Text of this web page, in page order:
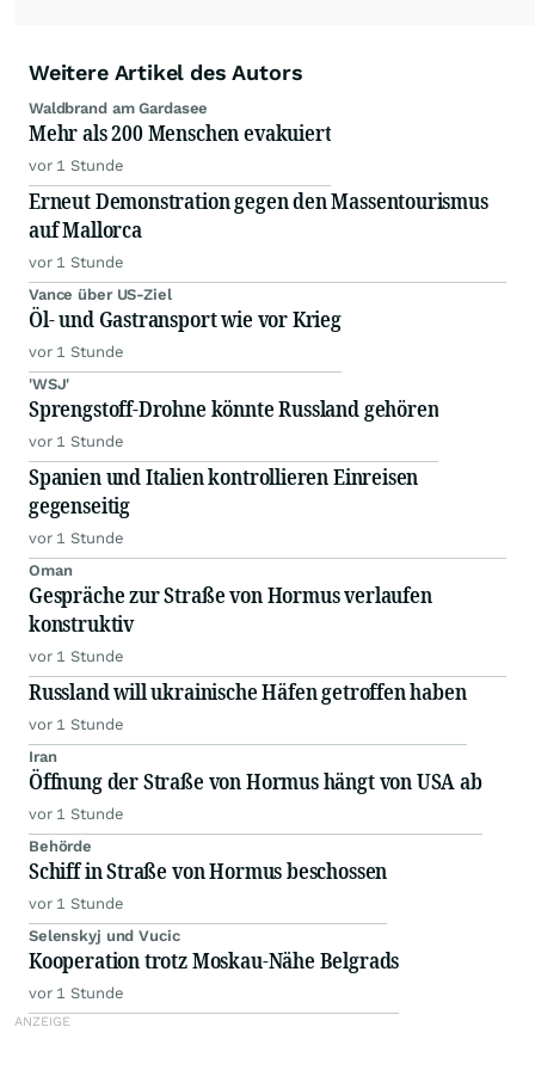
Weitere Artikel des Autors
Waldbrand am Gardasee
Mehr als 200 Menschen evakuiert
vor 1 Stunde
Erneut Demonstration gegen den Massentourismus
auf Mallorca
vor 1 Stunde
Vance über US-Ziel
Öl- und Gastransport wie vor Krieg
vor 1 Stunde
'WSJ'
Sprengstoff-Drohne könnte Russland gehören
vor 1 Stunde
Spanien und Italien kontrollieren Einreisen
gegenseitig
vor 1 Stunde
Oman
Gespräche zur Straße von Hormus verlaufen
konstruktiv
vor 1 Stunde
Russland will ukrainische Häfen getroffen haben
vor 1 Stunde
Iran
Öffnung der Straße von Hormus hängt von USA ab
vor 1 Stunde
Behörde
Schiff in Straße von Hormus beschossen
vor 1 Stunde
Selenskyj und Vucic
Kooperation trotz Moskau-Nähe Belgrads
vor 1 Stunde